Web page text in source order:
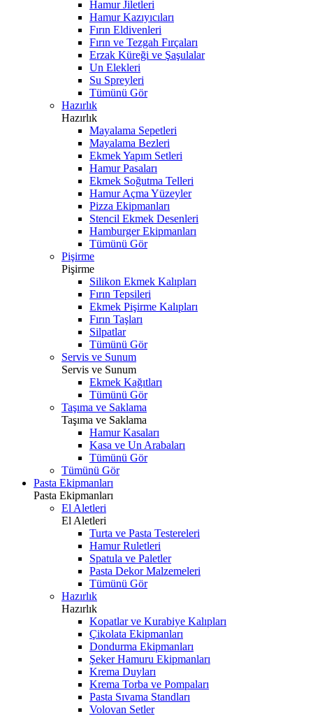
Hamur Jiletleri
Hamur Kazıyıcıları
Fırın Eldivenleri
Fırın ve Tezgah Fırçaları
Erzak Küreği ve Şaşulalar
Un Elekleri
Su Spreyleri
Tümünü Gör
Hazırlık
Hazırlık
Mayalama Sepetleri
Mayalama Bezleri
Ekmek Yapım Setleri
Hamur Pasaları
Ekmek Soğutma Telleri
Hamur Açma Yüzeyler
Pizza Ekipmanları
Stencil Ekmek Desenleri
Hamburger Ekipmanları
Tümünü Gör
Pişirme
Pişirme
Silikon Ekmek Kalıpları
Fırın Tepsileri
Ekmek Pişirme Kalıpları
Fırın Taşları
Silpatlar
Tümünü Gör
Servis ve Sunum
Servis ve Sunum
Ekmek Kağıtları
Tümünü Gör
Taşıma ve Saklama
Taşıma ve Saklama
Hamur Kasaları
Kasa ve Un Arabaları
Tümünü Gör
Tümünü Gör
Pasta Ekipmanları
Pasta Ekipmanları
El Aletleri
El Aletleri
Turta ve Pasta Testereleri
Hamur Ruletleri
Spatula ve Paletler
Pasta Dekor Malzemeleri
Tümünü Gör
Hazırlık
Hazırlık
Kopatlar ve Kurabiye Kalıpları
Çikolata Ekipmanları
Dondurma Ekipmanları
Şeker Hamuru Ekipmanları
Krema Duyları
Krema Torba ve Pompaları
Pasta Sıvama Standları
Volovan Setler